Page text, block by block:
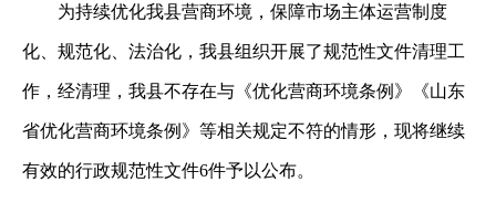
为持续优化我县营商环境，保障市场主体运营制度
化、规范化、法治化，我县组织开展了规范性文件清理工
作，经清理，我县不存在与《优化营商环境条例》《山东
省优化营商环境条例》等相关规定不符的情形，现将继续
有效的行政规范性文件6件予以公布。